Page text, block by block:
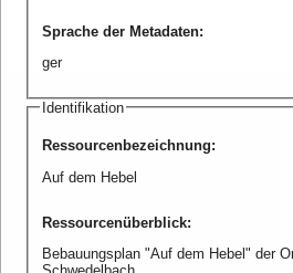
Sprache der Metadaten:
ger
Identifikation
Ressourcenbezeichnung:
Auf dem Hebel
Ressourcenüberblick:
Bebauungsplan "Auf dem Hebel" der